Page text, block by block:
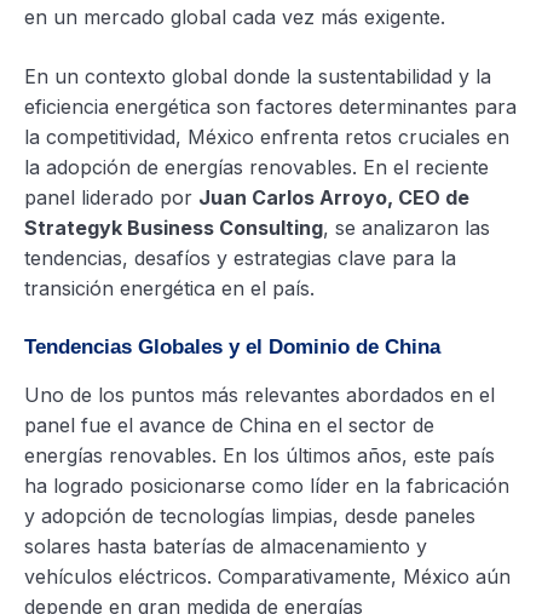
en un mercado global cada vez más exigente.
En un contexto global donde la sustentabilidad y la
eficiencia energética son factores determinantes para
la competitividad, México enfrenta retos cruciales en
la adopción de energías renovables. En el reciente
panel liderado por Juan Carlos Arroyo, CEO de
Strategyk Business Consulting, se analizaron las
tendencias, desafíos y estrategias clave para la
transición energética en el país.
Tendencias Globales y el Dominio de China
Uno de los puntos más relevantes abordados en el
panel fue el avance de China en el sector de
energías renovables. En los últimos años, este país
ha logrado posicionarse como líder en la fabricación
y adopción de tecnologías limpias, desde paneles
solares hasta baterías de almacenamiento y
vehículos eléctricos. Comparativamente, México aún
depende en gran medida de energías